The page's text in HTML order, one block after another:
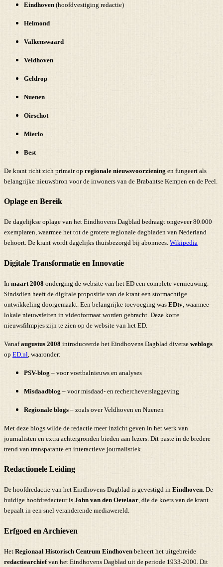
Eindhoven (hoofdvestiging redactie)
Helmond
Valkenswaard
Veldhoven
Geldrop
Nuenen
Oirschot
Mierlo
Best
De krant richt zich primair op regionale nieuwsvoorziening en fungeert als
belangrijke nieuwsbron voor de inwoners van de Brabantse Kempen en de Peel.
Oplage en Bereik
De dagelijkse oplage van het Eindhovens Dagblad bedraagt ongeveer 80.000
exemplaren, waarmee het tot de grotere regionale dagbladen van Nederland
behoort. De krant wordt dagelijks thuisbezorgd bij abonnees. Wikipedia
Digitale Transformatie en Innovatie
In maart 2008 onderging de website van het ED een complete vernieuwing.
Sindsdien heeft de digitale propositie van de krant een stormachtige
ontwikkeling doorgemaakt. Een belangrijke toevoeging was EDtv , waarmee
lokale nieuwsfeiten in videoformaat worden gebracht. Deze korte
nieuwsfilmpjes zijn te zien op de website van het ED.
Vanafaugustus 2008 introduceerde het Eindhovens Dagblad diverse weblogs
op ED.nl , waaronder:
PSV-blog – voor voetbalnieuws en analyses
Misdaadblog – voor misdaad- en rechercheverslaggeving
Regionale blogs – zoals over Veldhoven en Nuenen
Met deze blogs wilde de redactie meer inzicht geven in het werk van
journalisten en extra achtergronden bieden aan lezers. Dit paste in de bredere
trend van transparante en interactieve journalistiek.
Redactionele Leiding
De hoofdredactie van het Eindhovens Dagblad is gevestigd in Eindhoven. De
huidige hoofdredacteur is John van den Oetelaar, die de koers van de krant
bepaalt in een snel veranderende mediawereld.
Erfgoed en Archieven
Het Regionaal Historisch Centrum Eindhoven beheert het uitgebreide
redactiearchiefvan het Eindhovens Dagblad uit de periode 1933-2000. Dit